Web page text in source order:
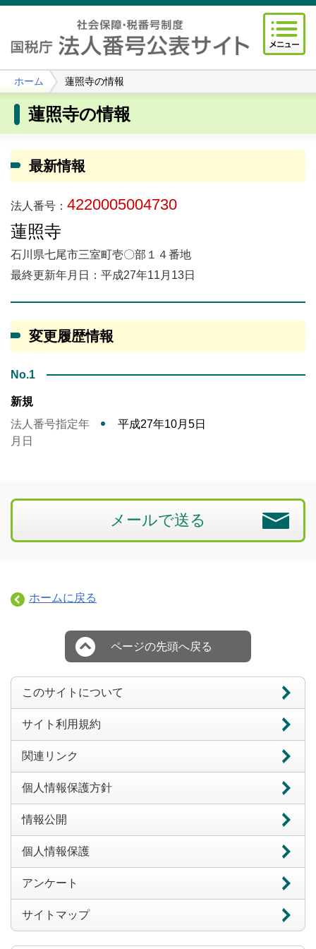
ホーム 蓮照寺の情報
蓮照寺の情報
最新情報
法人番号： 4220005004730
蓮照寺
石川県七尾市三室町壱〇部１４番地
最終更新年月日：平成27年11月13日
変更履歴情報
No.1
新規
法人番号指定年
月日
平成27年10月5日
メールで送る
ホームに戻る
ページの先頭へ戻る
このサイトについて
サイト利用規約
関連リンク
個人情報保護方針
情報公開
個人情報保護
アンケート
サイトマップ